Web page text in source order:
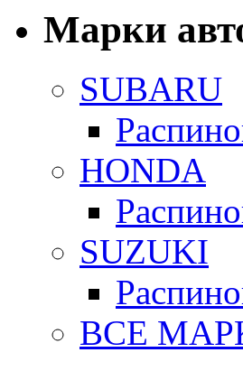
Марки
SUBARU
HONDA
SUZUKI
ВСЕ